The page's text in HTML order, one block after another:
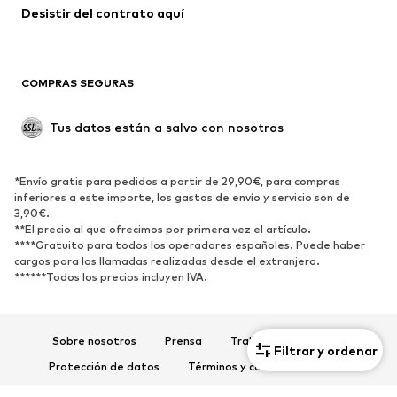
Filtrar y ordenar
Abrigos
Tallas grandes
Reciclado
ZAPATOS
Nuevo
Zapatillas de deporte
Botines
Zapatos de tacón y plataforma Botas
Zapatillas de casa
Exclusivo
Desistir del contrato aquí
COMPRAS SEGURAS
Tus datos están a salvo con nosotros
*Envío gratis para pedidos a partir de 29,90€, para compras
inferiores a este importe, los gastos de envío y servicio son de
3,90€.
**El precio al que ofrecimos por primera vez el artículo.
****Gratuito para todos los operadores españoles. Puede haber
cargos para las llamadas realizadas desde el extranjero.
******Todos los precios incluyen IVA.
Sobre nosotros Prensa
Trabaja con nosotros
Protección de datos
Términos y condiciones de uso